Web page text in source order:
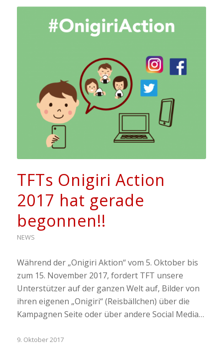
TFTs Onigiri Action
2017 hat gerade
begonnen!!
NEWS
Während der „Onigiri Aktion“ vom 5. Oktober bis
zum 15. November 2017, fordert TFT unsere
Unterstützer auf der ganzen Welt auf, Bilder von
ihren eigenen „Onigiri“ (Reisbällchen) über die
Kampagnen Seite oder über andere Social Media…
9. Oktober 2017